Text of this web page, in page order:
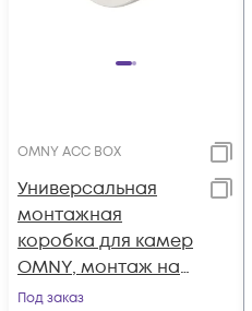
OMNY ACC BOX
Универсальная
монтажная
коробка для камер
OMNY, монтаж на
стену, алюминий
Под заказ